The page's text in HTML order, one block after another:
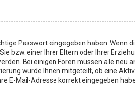
Passwort eingegeben haben. Wenn
bzw. einer Ihrer Eltern oder Ihrer
Bei einigen Foren müssen alle
wurde Ihnen mitgeteilt, ob eine
E-Mail-Adresse korrekt eingegeben